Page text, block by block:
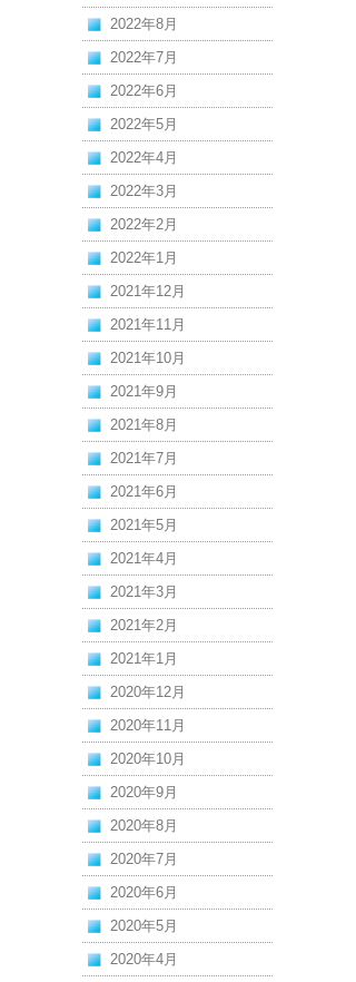
2022年8月
2022年7月
2022年6月
2022年5月
2022年4月
2022年3月
2022年2月
2022年1月
2021年12月
2021年11月
2021年10月
2021年9月
2021年8月
2021年7月
2021年6月
2021年5月
2021年4月
2021年3月
2021年2月
2021年1月
2020年12月
2020年11月
2020年10月
2020年9月
2020年8月
2020年7月
2020年6月
2020年5月
2020年4月